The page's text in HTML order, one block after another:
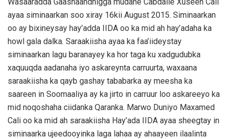
ayaa siminaarkan soo xiray 16kii August 2015. Siminaarkan
oo ay bixineysay hay’adda IIDA oo ka mid ah hay’adaha ka
howl gala dalka. Saraakiisha ayaa ka faa’iideystay
siminaarkan lagu baranayey ka hor taga ku xadgudubka
xaquuqda aadanaha iyo askareynta carruurta, waxaana
saraakiisha ka qayb gashay tababarka ay meesha ka
saareen in Soomaaliya ay ka jirto in carruur loo askareeyo ka
mid noqoshaha ciidanka Qaranka. Marwo Duniyo Maxamed
Cali oo ka mid ah saraakiisha Hay’ada IIDA ayaa sheegtay in
siminaarka ujeedooyinka laga lahaa ay ahaayeen ilaalinta